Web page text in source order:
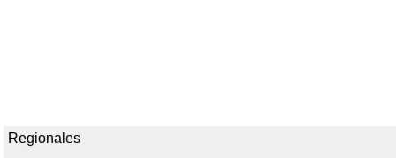
Regionales